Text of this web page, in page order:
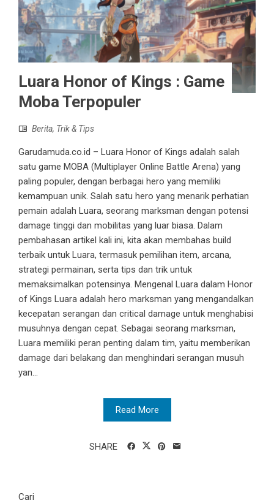
Luara Honor of Kings : Game
Moba Terpopuler
Berita, Trik & Tips
Garudamuda.co.id – Luara Honor of Kings adalah salah
satu game MOBA (Multiplayer Online Battle Arena) yang
paling populer, dengan berbagai hero yang memiliki
kemampuan unik. Salah satu hero yang menarik perhatian
pemain adalah Luara, seorang marksman dengan potensi
damage tinggi dan mobilitas yang luar biasa. Dalam
pembahasan artikel kali ini, kita akan membahas build
terbaik untuk Luara, termasuk pemilihan item, arcana,
strategi permainan, serta tips dan trik untuk
memaksimalkan potensinya. Mengenal Luara dalam Honor
of Kings Luara adalah hero marksman yang mengandalkan
kecepatan serangan dan critical damage untuk menghabisi
musuhnya dengan cepat. Sebagai seorang marksman,
Luara memiliki peran penting dalam tim, yaitu memberikan
damage dari belakang dan menghindari serangan musuh
yan...
Read More
SHARE
Cari